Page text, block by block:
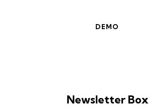
DEMO
Newsletter Box